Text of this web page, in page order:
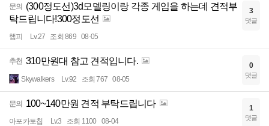
문의
(300정도선)3d모델링이랑 각종 게임을 하는데 견적부
탁드립니다!300정도선
햅피 Lv.27 조회 869 08-05
3
댓글
추천 310만원대 참고 견적입니다.
Skywalkers Lv.92 조회 767 08-05
0
댓글
문의 100~140만원 견적 부탁드립니다
아포카토칩 Lv.3 조회 1100 08-04
1
댓글